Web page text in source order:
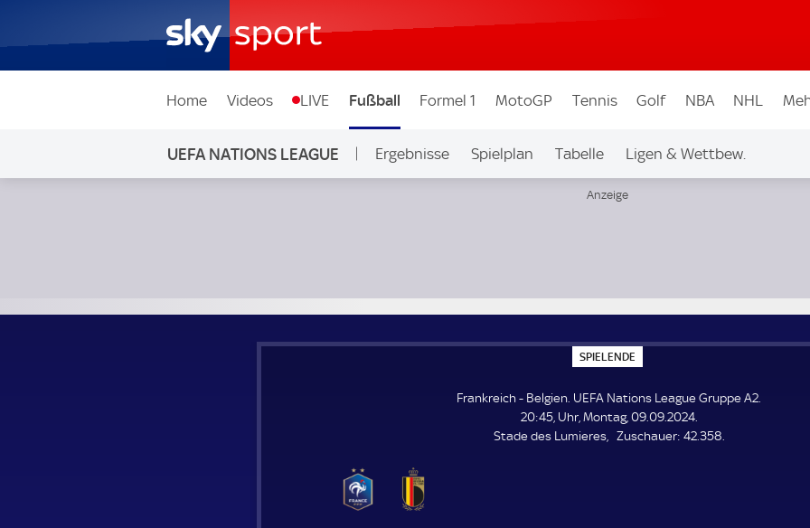
Home Videos LIVE Fußball Formel 1 MotoGP Tennis Golf NBA NHL
UEFA NATIONS LEAGUE Ergebnisse Spielplan Tabelle Ligen & Wettbew.
SPIELENDE
P
E
L
E
N
Frankreich - Belgien. UEFA Nations League Gruppe A2.
20:45, Uhr, Montag, 09.09.2024.
Stade des Lumieres
Zuschauer: Z
42.358.